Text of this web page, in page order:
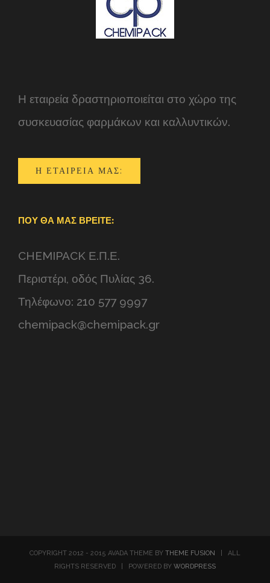
Η εταιρεία δραστηριοποιείται στο χώρο της
συσκευασίας φαρμάκων και καλλυντικών.
Η ΕΤΑΙΡΕΊΑ ΜΑΣ:
ΠΟΥ ΘΑ ΜΑΣ ΒΡΕΊΤΕ:
CHEMIPACK Ε.Π.Ε.
Περιστέρι, οδός Πυλίας 36.
Τηλέφωνο: 210 577 9997
chemipack@chemipack.gr
COPYRIGHT 2012 - 2015 AVADA THEME BY THEME FUSION
| ALL
RIGHTS RESERVED | POWERED BY WORDPRESS